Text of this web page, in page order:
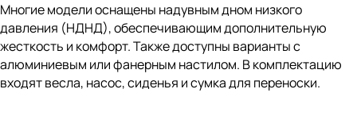
Многие модели оснащены надувным дном низкого
давления (НДНД), обеспечивающим дополнительную
жесткость и комфорт. Также доступны варианты с
алюминиевым или фанерным настилом. В комплектацию
входят весла, насос, сиденья и сумка для переноски.